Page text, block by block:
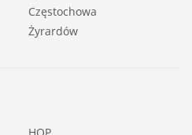
Częstochowa
Żyrardów